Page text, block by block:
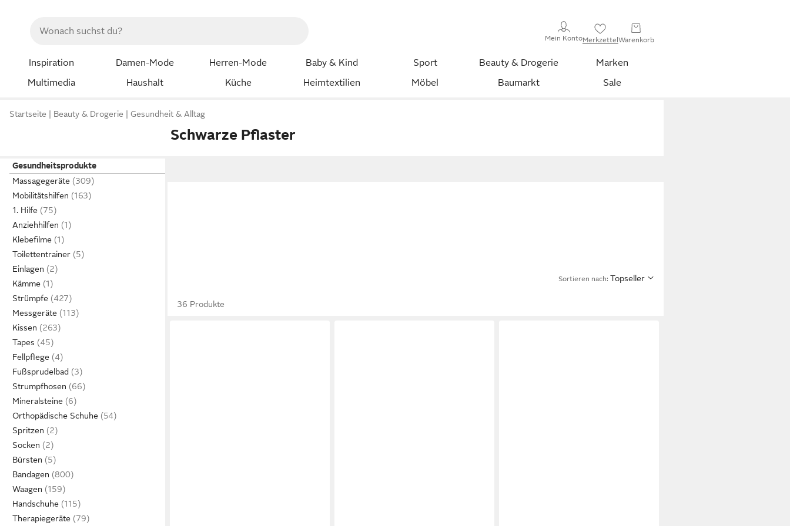
Mein KontoMerkzettelWarenkorb
Inspiration Damen-Mode Herren-Mode Baby & Kind Sport Beauty & Drogerie
Marken
Multimedia
Haushalt Küche Heimtextilien Möbel Baumarkt Sale
Startseite Beauty & Drogerie Gesundheit & Alltag
Schwarze Pflaster
Gesundheitsprodukte
Massagegeräte
Mobilitätshilfen
1. Hilfe
Anziehhilfen
Klebefilme
Toilettentrainer
Einlagen
Kämme
Strümpfe
Messgeräte
Kissen
Tapes
Fellpflege
Fußsprudelbad
Strumpfhosen
Mineralsteine
Orthopädische Schuhe
Spritzen
Socken
Bürsten
Bandagen
Waagen
Handschuhe
Therapiegeräte
Sortieren nach: Topseller
36 Produkte